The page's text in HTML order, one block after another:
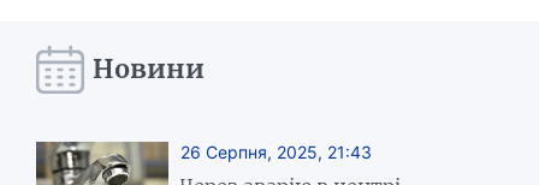
Новини
26 Серпня, 2025, 21:43